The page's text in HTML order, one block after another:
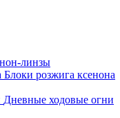
линзы
Блоки розжига ксенона
Дневные ходовые огни